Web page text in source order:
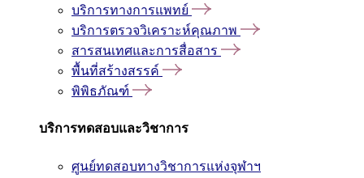
บริการทางการแพทย์
บริการตรวจวิเคราะห์คุณภาพ
สารสนเทศและการสื่อสาร
พื้นที่สร้างสรรค์
พิพิธภัณฑ์
บริการทดสอบและวิชาการ
ศูนย์ทดสอบทางวิชาการแห่งจุฬาฯ